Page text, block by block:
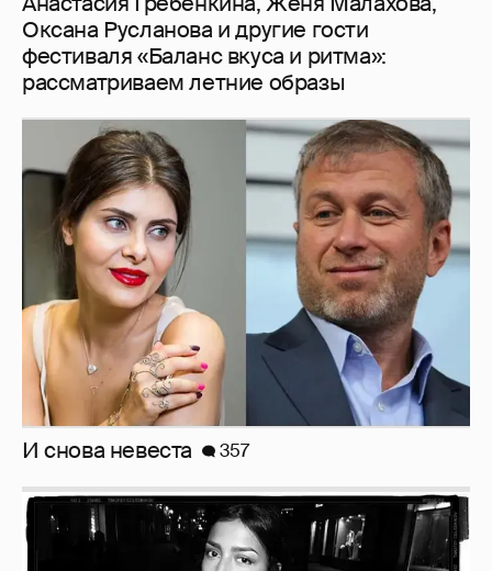
Оксана Русланова и другие гости
фестиваля «Баланс вкуса и ритма»:
рассматриваем летние образы
И снова невеста 357